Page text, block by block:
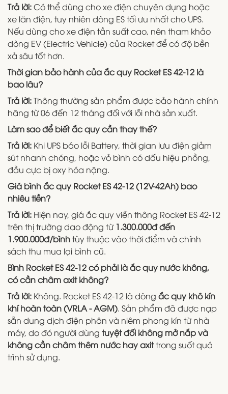
Trả lời:Có thể dùng cho xe điện chuyên dụng hoặc
xe lăn điện, tuy nhiên dòng ES tối ưu nhất cho UPS.
Nếu dùng cho xe điện tần suất cao, nên tham khảo
dòng EV (Electric Vehicle) của Rocket để có độ bền
xả sâu tốt hơn.
Thời gian bảo hành của ắc quy Rocket ES 42-12 là
bao lâu?
Trả lời:Thông thường sản phẩm được bảo hành chính
hãng từ 06 đến 12 tháng đối với lỗi nhà sản xuất.
Làm sao để biết ắc quy cần thay thế?
Trả lời: Khi UPS báo lỗi Battery, thời gian lưu điện giảm
sút nhanh chóng, hoặc vỏ bình có dấu hiệu phồng,
đầu cực bị oxy hóa nặng.
Giá bình ắc quy Rocket ES 42-12 (12V-42Ah) bao
nhiêu tiền?
Trả lời: Hiện nay, giá ắc quy viễn thông Rocket ES 42-12
trên thị trường dao động từ 1.300.000đ đến
1.900.000đ/bìnhtùy thuộc vào thời điểm và chính
sách thu mua lại bình cũ.
Bình Rocket ES 42-12 có phải là ắc quy nước không,
có cần châm axit không?
Trả lời: Không. Rocket ES 42-12 là dòng ắc quy khô kín
khí hoàn toàn (VRLA - AGM). Sản phẩm đã được nạp
sẵn dung dịch điện phân và niêm phong kín từ nhà
máy, do đó người dùng tuyệt đối không mở nắp và
không cần châm thêm nước hay axittrong suốt quá
trình sử dụng.